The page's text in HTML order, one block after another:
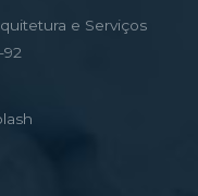
e Serviços
92